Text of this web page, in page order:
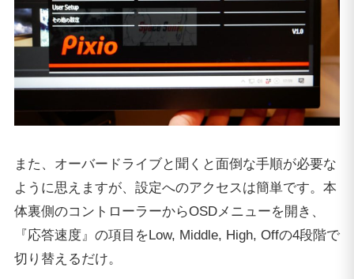
また、オーバードライブと聞くと面倒な手順が必要な
ように思えますが、設定へのアクセスは簡単です。本
体裏側のコントローラーからOSDメニューを開き、
『応答速度』の項目をLow, Middle, High, Offの4段階で
切り替えるだけ。